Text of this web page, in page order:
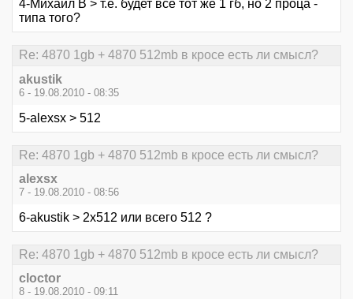
4-Михаил В > т.е. будет все тот же 1 гб, но 2 проца -
типа того?
Re: 4870 1gb + 4870 512mb в кросе есть ли смысл?
akustik
6 - 19.08.2010 - 08:35
5-alexsx > 512
Re: 4870 1gb + 4870 512mb в кросе есть ли смысл?
alexsx
7 - 19.08.2010 - 08:56
6-akustik > 2х512 или всего 512 ?
Re: 4870 1gb + 4870 512mb в кросе есть ли смысл?
cloctor
8 - 19.08.2010 - 09:11